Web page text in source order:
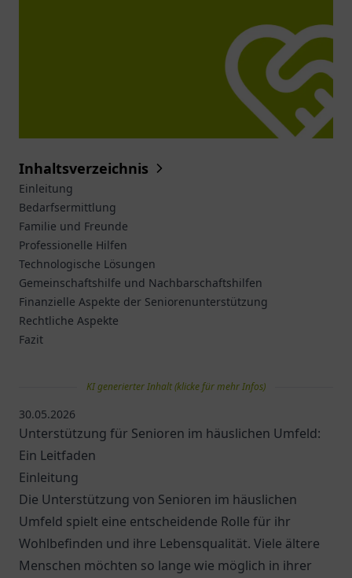
Inhaltsverzeichnis
Einleitung
Bedarfsermittlung
Familie und Freunde
Professionelle Hilfen
Technologische Lösungen
Gemeinschaftshilfe und Nachbarschaftshilfen
Finanzielle Aspekte der Seniorenunterstützung
Rechtliche Aspekte
Fazit
KI generierter Inhalt (klicke für mehr Infos)
30.05.2026
Unterstützung für Senioren im häuslichen Umfeld:
Ein Leitfaden
Einleitung
Die Unterstützung von Senioren im häuslichen
Umfeld spielt eine entscheidende Rolle für ihr
Wohlbefinden und ihre Lebensqualität. Viele ältere
Menschen möchten so lange wie möglich in ihrer